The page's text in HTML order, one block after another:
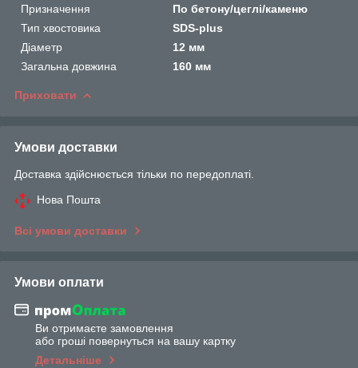
Призначення
По бетону/цеглі/каменю
Тип хвостовика
SDS-plus
Діаметр
12 мм
Загальна довжина
160 мм
Приховати
Умови доставки
Доставка здійснюється тільки по передоплаті.
Нова Пошта
Всі умови доставки
Умови оплати
Ви отримаєте замовлення
або гроші повернуться на вашу картку
Детальніше